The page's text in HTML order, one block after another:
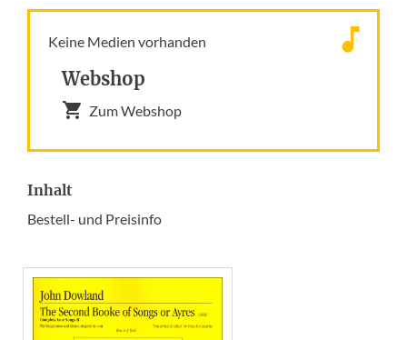
Keine Medien vorhanden
Webshop
Zum Webshop
Inhalt
Bestell- und Preisinfo